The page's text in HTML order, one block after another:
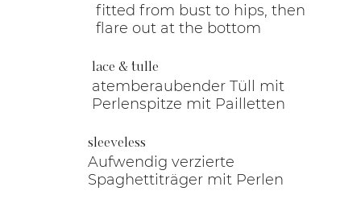
fitted from bust to hips, then
flare out at the bottom
lace & tulle
atemberaubender Tüll mit
Perlenspitze mit Pailletten
sleeveless
Aufwendig verzierte
Spaghettiträger mit Perlen